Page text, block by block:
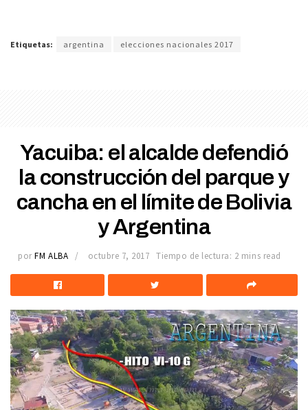
Etiquetas: argentina elecciones nacionales 2017
Yacuiba: el alcalde defendió
la construcción del parque y
cancha en el límite de Bolivia
y Argentina
por FM ALBA octubre 7, 2017 Tiempo de lectura: 2 mins read